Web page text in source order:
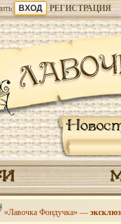
РЕГИСТРАЦИЯ
«Лавочка Фондучка» —